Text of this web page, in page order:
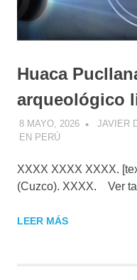
Huaca
arqueológico
8 MAYO, 2026 JAVIER
EN PERÚ
XXXX XXXX XXXX.
(Cuzco). XXXX. Ver
LEER MÁS